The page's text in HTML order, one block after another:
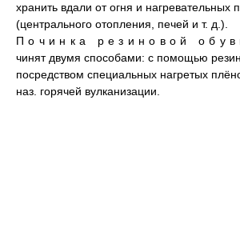
хранить вдали от огня и нагревательных
(центрального отопления, печей и т. д.).
Починка резиновой
чинят двумя способами: с помощью
посредством специальных нагретых
наз. горячей вулканизации.